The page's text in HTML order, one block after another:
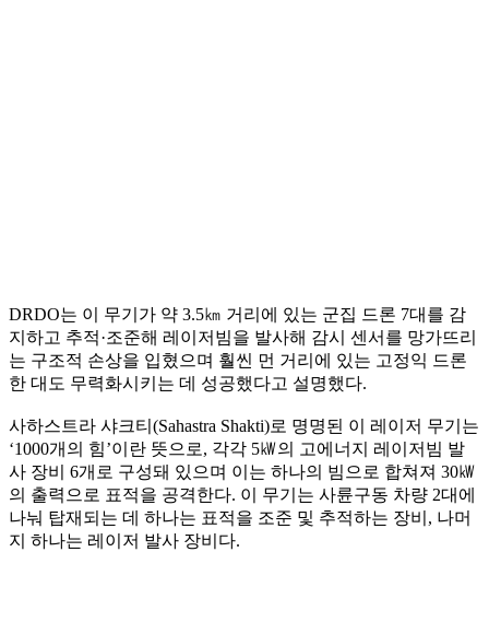
DRDO는 이 무기가 약 3.5㎞ 거리에 있는 군집 드론 7대를 감
지하고 추적·조준해 레이저빔을 발사해 감시 센서를 망가뜨리
는 구조적 손상을 입혔으며 훨씬 먼 거리에 있는 고정익 드론
한 대도 무력화시키는 데 성공했다고 설명했다.
사하스트라 샤크티(Sahastra Shakti)로 명명된 이 레이저 무기는
‘1000개의 힘’이란 뜻으로, 각각 5㎾의 고에너지 레이저빔 발
사 장비 6개로 구성돼 있으며 이는 하나의 빔으로 합쳐져 30㎾
의 출력으로 표적을 공격한다. 이 무기는 사륜구동 차량 2대에
나눠 탑재되는 데 하나는 표적을 조준 및 추적하는 장비, 나머
지 하나는 레이저 발사 장비다.